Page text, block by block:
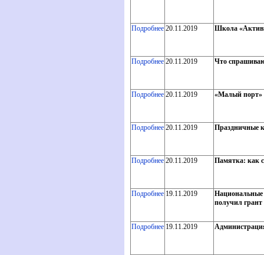
Подробнее 20.11.2019 Школа
Подробнее 20.11.2019 Что
Подробнее 20.11.2019 «Малый порт»
Подробнее 20.11.2019 Праздничные
Подробнее 20.11.2019 Памятка: как
Подробнее 19.11.2019
Национальные
получил грант
Подробнее 19.11.2019